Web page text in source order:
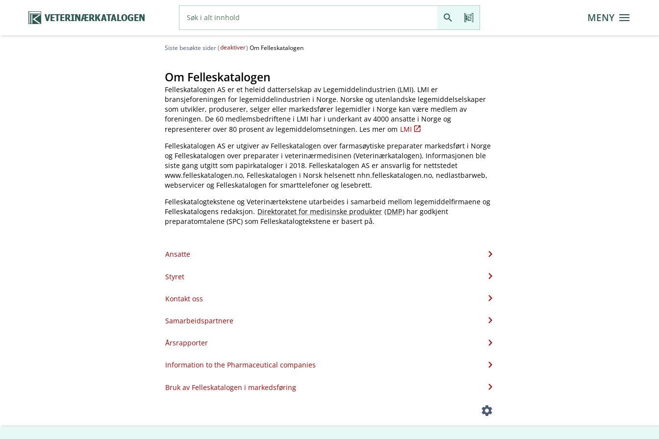
VETERINÆRKATALOGEN MENY
Siste besøkte sider (deaktiver) Om Felleskatalogen
Om Felleskatalogen
Felleskatalogen AS er et heleid datterselskap av Legemiddelindustrien (LMI). LMI er
bransjeforeningen for legemiddelindustrien i Norge. Norske og utenlandske legemiddelselskaper
som utvikler, produserer, selger eller markedsfører legemidler i Norge kan være medlem av
foreningen. De 60 medlemsbedriftene i LMI har i underkant av 4000 ansatte i Norge og
representerer over 80 prosent av legemiddelomsetningen. Les mer om LMI
Felleskatalogen AS er utgiver av Felleskatalogen over farmasøytiske preparater markedsført i Norge
og Felleskatalogen over preparater i veterinærmedisinen (Veterinærkatalogen). Informasjonen ble
siste gang utgitt som papirkataloger i 2018. Felleskatalogen AS er ansvarlig for nettstedet
www.felleskatalogen.no, Felleskatalogen i Norsk helsenett nhn.felleskatalogen.no, nedlastbarweb,
webservicer og Felleskatalogen for smarttelefoner og lesebrett.
Felleskatalogtekstene og Veterinærtekstene utarbeides i samarbeid mellom legemiddelfirmaene og
Felleskatalogens redaksjon. Direktoratet for medisinske produkter (DMP) har godkjent
preparatomtalene (SPC) som Felleskatalogtekstene er basert på.
Ansatte
Styret
Kontakt oss
Samarbeidspartnere
Årsrapporter
Information to the Pharmaceutical companies
Bruk av Felleskatalogen i markedsføring